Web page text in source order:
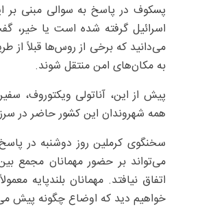
پسکوف در پاسخ به سوالی مبنی بر
اسرائیل گرفته شده است یا خیر،
می‌دانید که برخی از روس‌ها قبلاً از
به مکان‌های امن منتقل شوند.
همه شهروندان این کشور حاضر در
سخنگوی کرملین روز دوشنبه در
می‌تواند بر حضور مهمانان مجمع
اتفاق نیافتد. مهمانان بلندپایه
خواهیم دید که اوضاع چگونه پیش